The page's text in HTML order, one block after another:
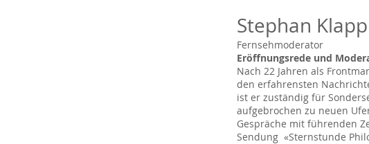
Stephan
Fernsehmoderator
Eröffnungsrede und
Nach 22 Jahren als
den erfahrensten
ist er zuständig für
aufgebrochen zu neuen
Gespräche mit führenden
Sendung «Sternstunde